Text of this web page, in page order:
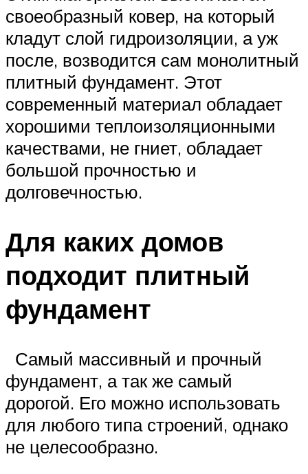
своеобразный ковер, на который
кладут слой гидроизоляции, а уж
после, возводится сам монолитный
плитный фундамент. Этот
современный материал обладает
хорошими теплоизоляционными
качествами, не гниет, обладает
большой прочностью и
долговечностью.
Для каких домов
подходит плитный
фундамент
Самый массивный и прочный
фундамент, а так же самый
дорогой. Его можно использовать
для любого типа строений, однако
не целесообразно.